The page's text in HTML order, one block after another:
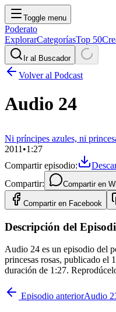
Toggle menu
Poderato
ExplorarCategoríasTop 50
Ir al Buscador
Volver al Podcast
Audio 24
Ni príncipes azules, ni
2011 •1:27
Compartir episodio:
Compartir:
Compartir en
Compartir en Facebook
Descripción del
Audio 24 es un episodio del
princesas rosas, publicado el
duración de 1:27.
Episodio anteriorAudio